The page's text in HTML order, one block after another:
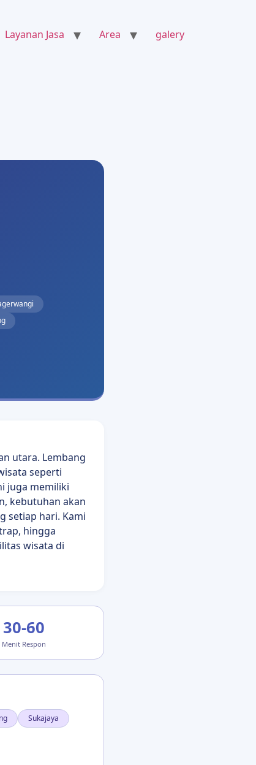
Layanan Jasa Area galery
utara. Lembang
seperti
juga memiliki
kebutuhan akan
setiap hari. Kami
hingga
wisata di
30-60
Menit Respon
Sukajaya